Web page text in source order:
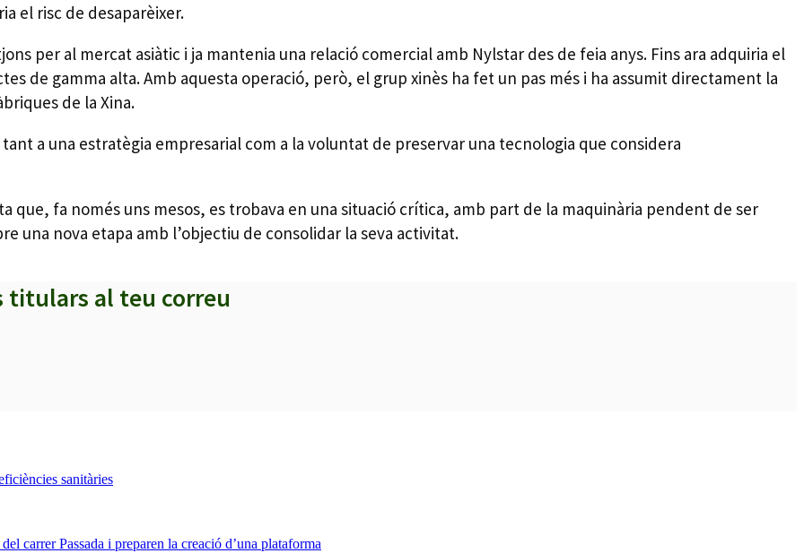
el risc de desaparèixer.
per al mercat asiàtic i ja mantenia una relació comercial amb Nylstar des de feia anys. Fins ara adquiria el
de gamma alta. Amb aquesta operació, però, el grup xinès ha fet un pas més i ha assumit directament la
de la Xina.
a una estratègia empresarial com a la voluntat de preservar una tecnologia que considera
que, fa només uns mesos, es trobava en una situació crítica, amb part de la maquinària pendent de ser
una nova etapa amb l’objectiu de consolidar la seva activitat.
titulars al teu correu
sanitàries
carrer Passada i preparen la creació d’una plataforma